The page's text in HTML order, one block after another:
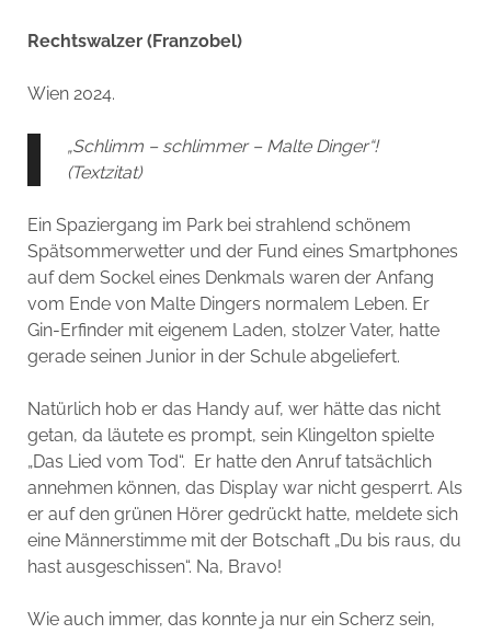
Rechtswalzer (Franzobel)
Wien 2024.
„Schlimm – schlimmer – Malte Dinger“!
(Textzitat)
Ein Spaziergang im Park bei strahlend schönem
Spätsommerwetter und der Fund eines Smartphones
auf dem Sockel eines Denkmals waren der Anfang
vom Ende von Malte Dingers normalem Leben. Er
Gin-Erfinder mit eigenem Laden, stolzer Vater, hatte
gerade seinen Junior in der Schule abgeliefert.
Natürlich hob er das Handy auf, wer hätte das nicht
getan, da läutete es prompt, sein Klingelton spielte
„Das Lied vom Tod“. Er hatte den Anruf tatsächlich
annehmen können, das Display war nicht gesperrt. Als
er auf den grünen Hörer gedrückt hatte, meldete sich
eine Männerstimme mit der Botschaft „Du bis raus, du
hast ausgeschissen“. Na, Bravo!
Wie auch immer, das konnte ja nur ein Scherz sein,